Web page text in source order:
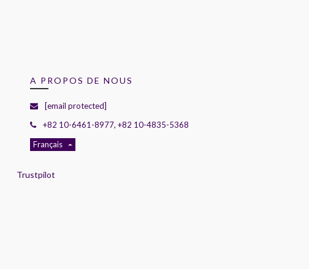
A PROPOS DE NOUS
[email protected]
+82 10-6461-8977, +82 10-4835-5368
Français
Trustpilot